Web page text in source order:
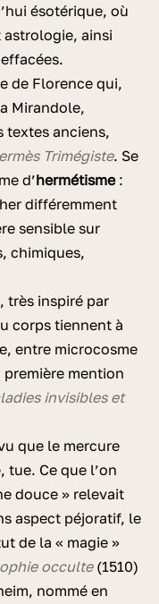
ésotérique, où
ainsi
de Florence qui,
Mirandole,
textes anciens,
Trimégiste. Se
d’hermétisme:
différemment
sensible sur
chimiques,
très inspiré par
corps tiennent à
entre microcosme
mention
invisibles et
que le mercure
tue. Ce que l’on
douce » relevait
aspect péjoratif, le
de la « magie »
occulte(1510)
nommé en